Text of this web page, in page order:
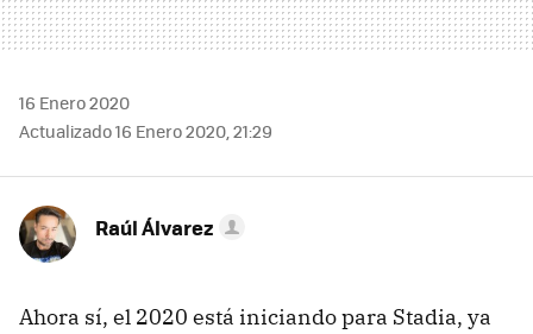
16 Enero 2020
Actualizado 16 Enero 2020, 21:29
Raúl Álvarez
Ahora sí, el 2020 está iniciando para Stadia, ya